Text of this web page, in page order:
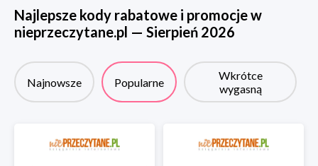
Najlepsze kody rabatowe i promocje w
nieprzeczytane.pl — Sierpień 2026
Najnowsze Popularne
Wkrótce
wygasną